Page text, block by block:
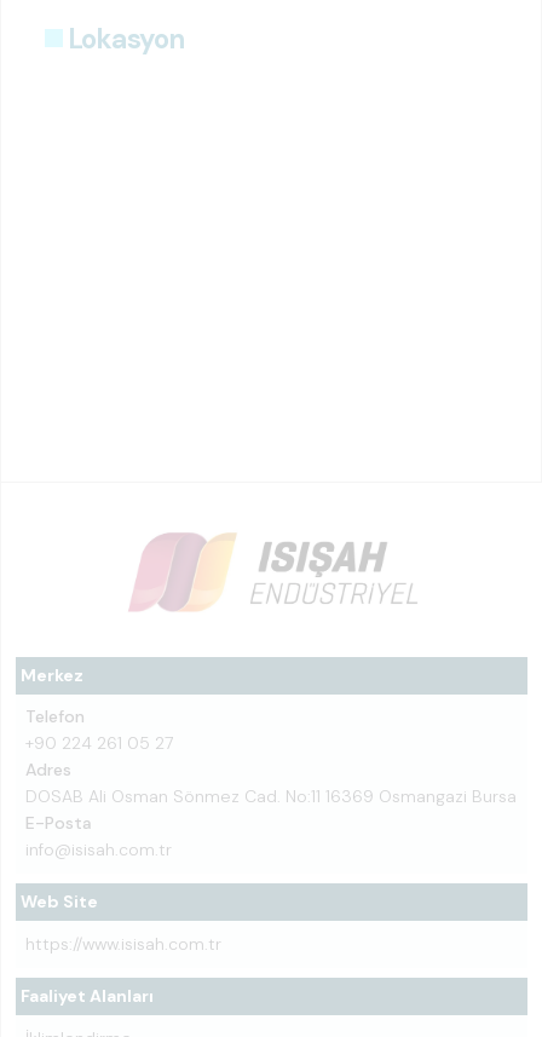
Merkez
Telefon
+90 224 261 05 27
Adres
DOSAB Ali Osman Sönmez Cad. No:11 16369 Osmangazi Bursa
E-Posta
info@isisah.com.tr
Web Site
https://www.isisah.com.tr
Faaliyet Alanları
Lokasyon